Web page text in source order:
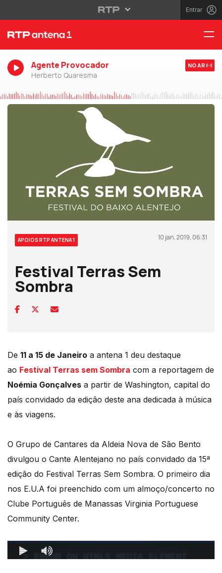
Entrar
Agente Provocador
Herberto Quaresma
NO AR
APOIOS RTP ANTENA 1 10 jan, 2019, 06:31
Festival Terras Sem
Sombra
De 11 a 15 de Janeiro a antena 1 deu destaque
ao Festival Terras sem Sombra com a reportagem de
Noémia Gonçalves a partir de Washington, capital do
país convidado da edição deste ana dedicada à música
e às viagens.
O Grupo de Cantares da Aldeia Nova de São Bento
divulgou o Cante Alentejano no país convidado da 15ª
edição do Festival Terras Sem Sombra. O primeiro dia
nos E.U.A foi preenchido com um almoço/concerto no
Clube Português de Manassas Virginia Portuguese
Community Center.